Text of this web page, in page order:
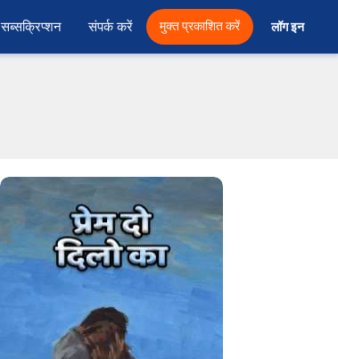
सब्सक्रिप्शन संपर्क करें मुक्त प्रकाशित करें लॉग इन